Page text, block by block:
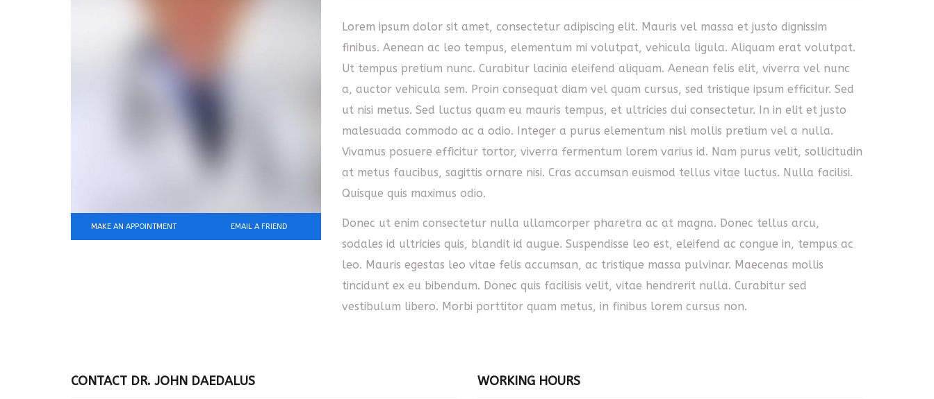
MAKE AN APPOINTMENT EMAIL A FRIEND
Lorem ipsum dolor sit amet, consectetur adipiscing elit. Mauris vel massa et justo dignissim
finibus. Aenean ac leo tempus, elementum mi volutpat, vehicula ligula. Aliquam erat volutpat.
Ut tempus pretium nunc. Curabitur lacinia eleifend aliquam. Aenean felis elit, viverra vel nunc
a, auctor vehicula sem. Proin consequat diam vel quam cursus, sed tristique ipsum efficitur. Sed
ut nisi metus. Sed luctus quam eu mauris tempus, et ultricies dui consectetur. In in elit et justo
malesuada commodo ac a odio. Integer a purus elementum nisl mollis pretium vel a nulla.
Vivamus posuere efficitur tortor, viverra fermentum lorem varius id. Nam purus velit, sollicitudin
at metus faucibus, sagittis ornare nisi. Cras accumsan euismod tellus vitae luctus. Nulla facilisi.
Quisque quis maximus odio.
Donec ut enim consectetur nulla ullamcorper pharetra ac at magna. Donec tellus arcu,
sodales id ultricies quis, blandit id augue. Suspendisse leo est, eleifend ac congue in, tempus ac
leo. Mauris egestas leo vitae felis accumsan, ac tristique massa pulvinar. Maecenas mollis
tincidunt ex eu bibendum. Donec quis facilisis velit, vitae hendrerit nulla. Curabitur sed
vestibulum libero. Morbi porttitor quam metus, in finibus lorem cursus non.
CONTACT DR. JOHN DAEDALUS WORKING HOURS